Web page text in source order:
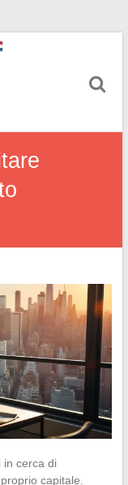
in cerca di
capitale.